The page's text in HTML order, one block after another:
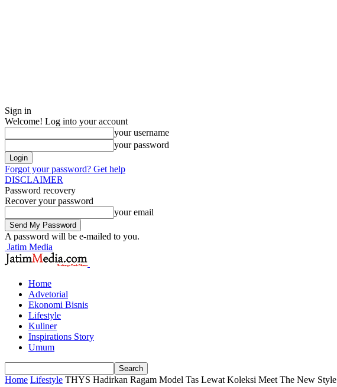
Sign in
Welcome! Log into your account
your username
your password
Forgot your password? Get help
DISCLAIMER
Password recovery
Recover your password
your email
A password will be e-mailed to you.
Jatim Media
Home
Advetorial
Ekonomi Bisnis
Lifestyle
Kuliner
Inspirations Story
Umum
Home Lifestyle THYS Hadirkan Ragam Model Tas Lewat Koleksi Meet The New Style